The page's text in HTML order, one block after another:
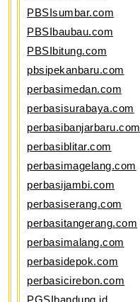
PBSIsumbar.com
PBSIbaubau.com
PBSIbitung.com
pbsipekanbaru.com
perbasimedan.com
perbasisurabaya.com
perbasibanjarbaru.com
perbasiblitar.com
perbasimagelang.com
perbasijambi.com
perbasiserang.com
perbasitangerang.com
perbasimalang.com
perbasidepok.com
perbasicirebon.com
PGSIbandung.id